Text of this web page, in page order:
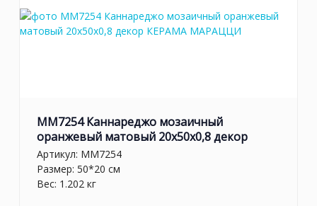
MM7254 Каннареджо мозаичный
оранжевый матовый 20x50x0,8 декор
Артикул: MM7254
Размер: 50*20 см
Вес: 1.202 кг